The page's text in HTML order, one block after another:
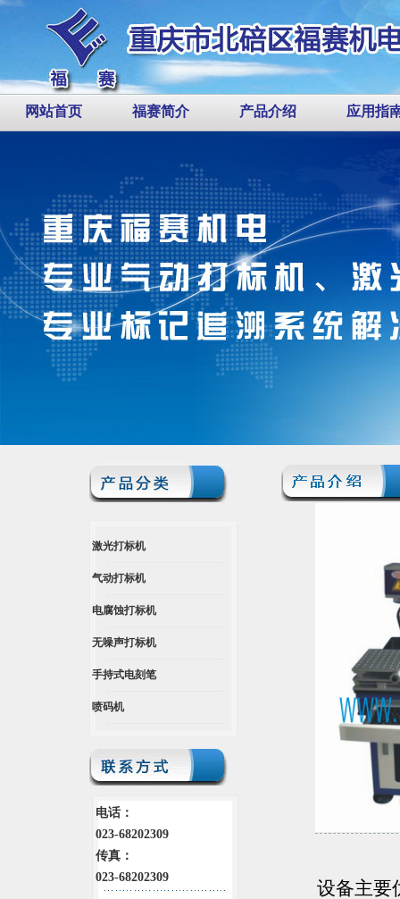
网站首页 福赛简介 产品介绍 应用指
激光打标机
气动打标机
电腐蚀打标机
无噪声打标机
手持式电刻笔
喷码机
电话：
023-68202309
传真：
023-68202309
设备主要